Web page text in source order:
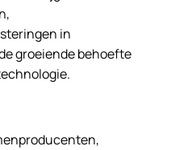
in
groeiende behoefte